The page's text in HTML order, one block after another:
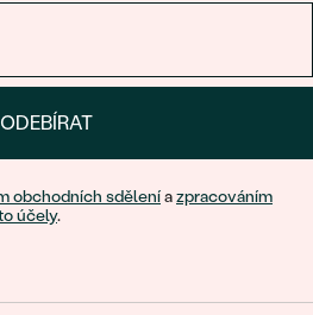
ODEBÍRAT
obchodních sděleníazpracováním
účely.